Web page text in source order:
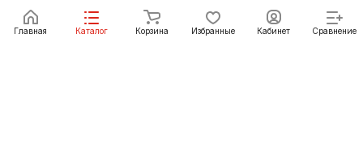
Главная Каталог Корзина Избранные Кабинет Сравнение